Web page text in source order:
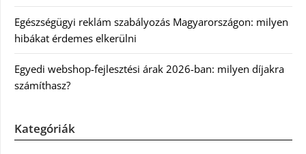
Egészségügyi reklám szabályozás Magyarországon: milyen
hibákat érdemes elkerülni
Egyedi webshop-fejlesztési árak 2026-ban: milyen díjakra
számíthasz?
Kategóriák